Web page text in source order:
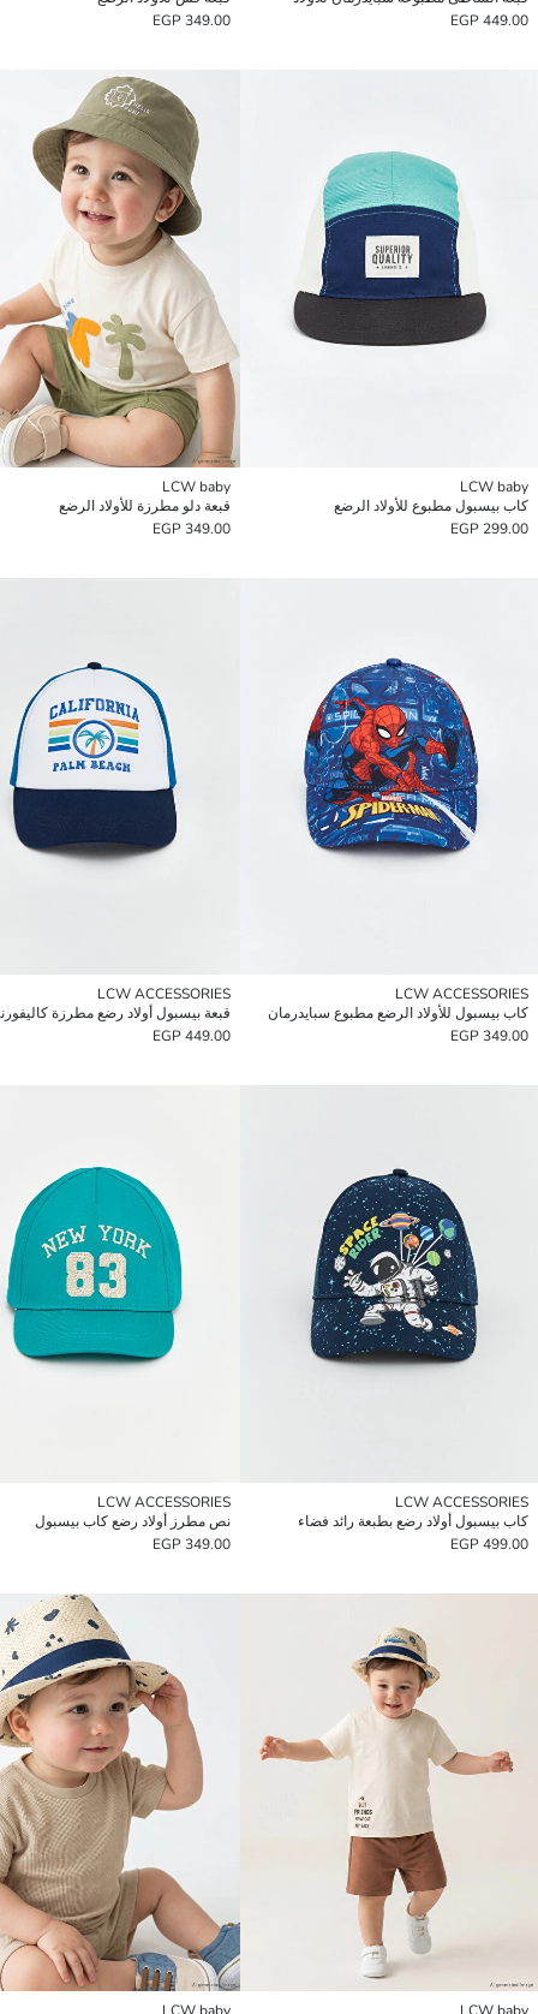
449.00 EGP
349.00 EGP
LCW baby
كاب بيسبول مطبوع للأولاد الرضع
299.00 EGP
LCW baby
قبعة دلو مطرزة للأولاد الرضع
349.00 EGP
LCW ACCESSORIES
كاب بيسبول للأولاد الرضع مطبوع سبايدرمان
349.00 EGP
LCW ACCESSORIES
قبعة بيسبول أولاد رضع مطرزة
449.00 EGP
LCW ACCESSORIES
كاب بيسبول أولاد رضع بطبعة رائد فضاء
499.00 EGP
LCW ACCESSORIES
نص مطرز أولاد رضع كاب بيسبول
349.00 EGP
LCW baby
LCW baby